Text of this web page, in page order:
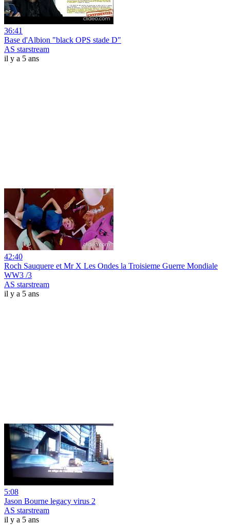
36:41
Base d'Albion "black OPS stade D"
AS starstream
il y a 5 ans
42:40
Roch Sauquere et Mr X Les Ondes la Troisieme Guerre Mondiale
WW3 /3
AS starstream
il y a 5 ans
5:08
Jason Bourne legacy virus 2
AS starstream
il y a 5 ans